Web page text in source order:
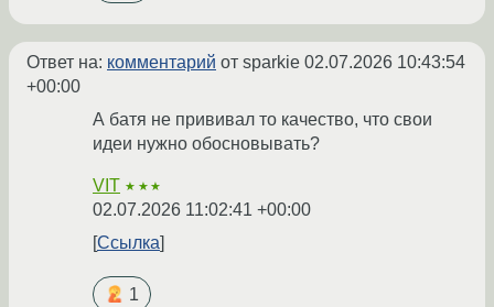
Ответ на: комментарий от sparkie 02.07.2026 10:43:54
+00:00
А батя не прививал то качество, что свои
идеи нужно обосновывать?
VIT ★★★
02.07.2026 11:02:41 +00:00
Ссылка
1